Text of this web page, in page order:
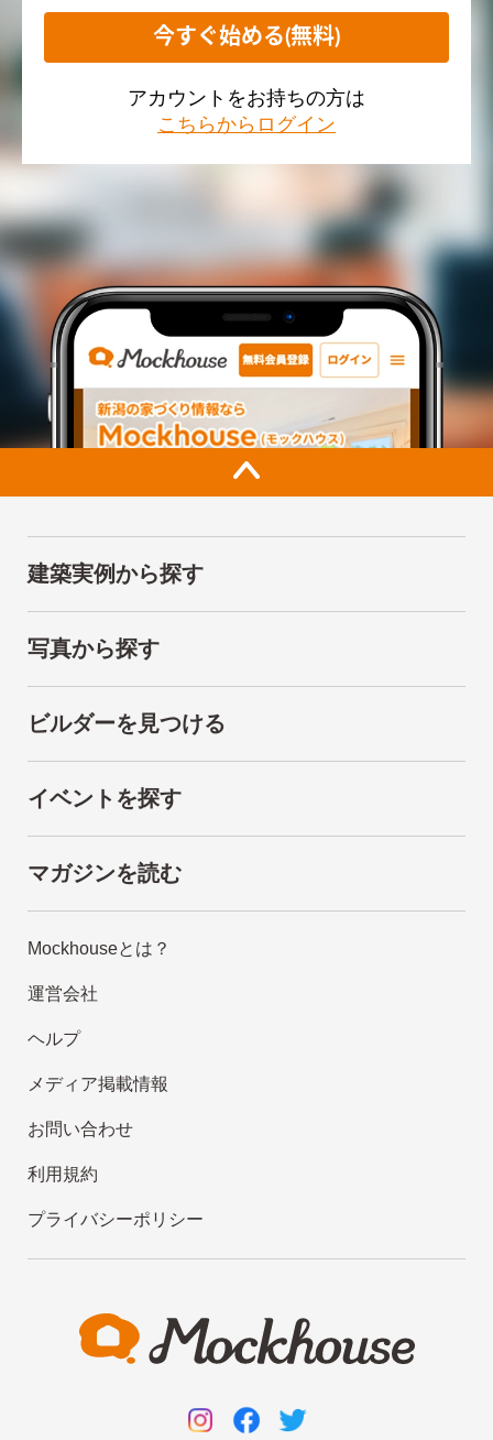
今すぐ始める(無料)
アカウントをお持ちの方は
こちらからログイン
建築実例から探す
写真から探す
ビルダーを見つける
イベントを探す
マガジンを読む
Mockhouseとは？
運営会社
ヘルプ
メディア掲載情報
お問い合わせ
利用規約
プライバシーポリシー